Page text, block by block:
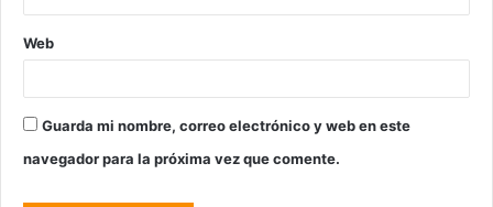
Web
Guarda mi nombre, correo electrónico y web en este
navegador para la próxima vez que comente.